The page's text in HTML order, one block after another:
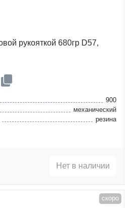
рукояткой 680гр D57,
900
механический
резина
Нет в наличии
скоро